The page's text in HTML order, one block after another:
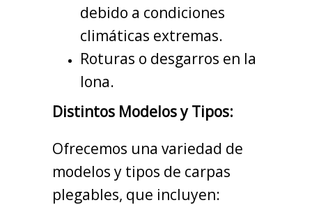
debido a condiciones
climáticas extremas.
Roturas o desgarros en la
lona.
Distintos Modelos y Tipos:
Ofrecemos una variedad de
modelos y tipos de carpas
plegables, que incluyen: